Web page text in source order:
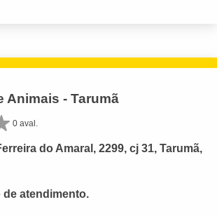
Animais - Tarumã
0 aval.
do Amaral, 2299, cj 31, Tarumã,
atendimento.